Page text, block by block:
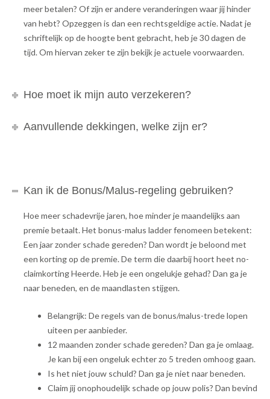
meer betalen? Of zijn er andere veranderingen waar jij hinder
van hebt? Opzeggen is dan een rechtsgeldige actie. Nadat je
schriftelijk op de hoogte bent gebracht, heb je 30 dagen de
tijd. Om hiervan zeker te zijn bekijk je actuele voorwaarden.
Hoe moet ik mijn auto verzekeren?
Aanvullende dekkingen, welke zijn er?
Kan ik de Bonus/Malus-regeling gebruiken?
Hoe meer schadevrije jaren, hoe minder je maandelijks aan
premie betaalt. Het bonus-malus ladder fenomeen betekent:
Een jaar zonder schade gereden? Dan wordt je beloond met
een korting op de premie. De term die daarbij hoort heet no-
claimkorting Heerde. Heb je een ongelukje gehad? Dan ga je
naar beneden, en de maandlasten stijgen.
Belangrijk: De regels van de bonus/malus-trede lopen
uiteen per aanbieder.
12 maanden zonder schade gereden? Dan ga je omlaag.
Je kan bij een ongeluk echter zo 5 treden omhoog gaan.
Is het niet jouw schuld? Dan ga je niet naar beneden.
Claim jij onophoudelijk schade op jouw polis? Dan bevind